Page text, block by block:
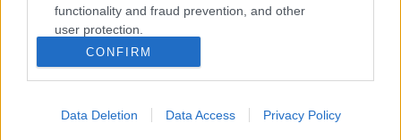
functionality and fraud prevention, and other
user protection.
CONFIRM
Data Deletion Data Access Privacy Policy
Soluções
Consultoria